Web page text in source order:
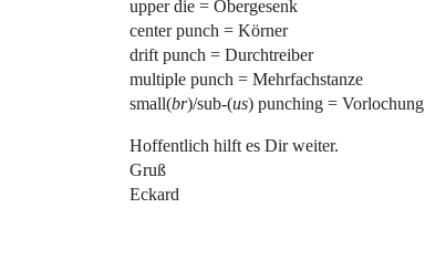
upper die = Obergesenk
center punch = Körner
drift punch = Durchtreiber
multiple punch = Mehrfachstanze
small(br)/sub-(us) punching = Vorlochung
Hoffentlich hilft es Dir weiter.
Gruß
Eckard